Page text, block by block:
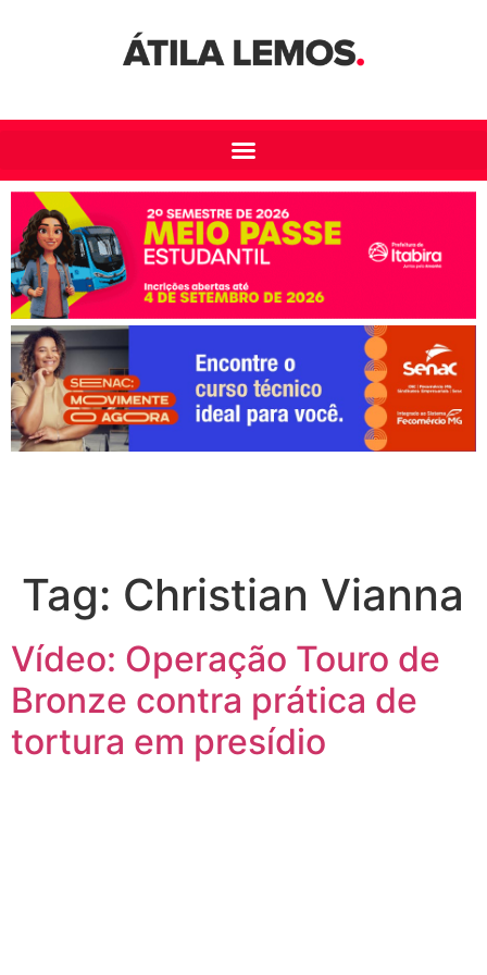
Tag: Christian Vianna
Vídeo: Operação Touro de
Bronze contra prática de
tortura em presídio